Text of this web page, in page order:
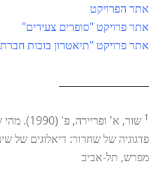
אתר הפרויקט
אתר פרויקט "סופרים צעירים"
אתר פרויקט "תיאטרון בובות
1
שור, א'
מפרש, תל-אביב